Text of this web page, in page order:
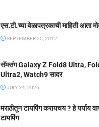
एस.टी.च्या वेळापत्रकाची माहिती आता
SEPTEMBER 25, 2012
सॅमसंग Galaxy Z Fold8 Ultra,
Ultra2, Watch9 सादर
JULY 24, 2026
मराठीतून टायपिंग करायचय ? हे पर्याय
टायपिंग